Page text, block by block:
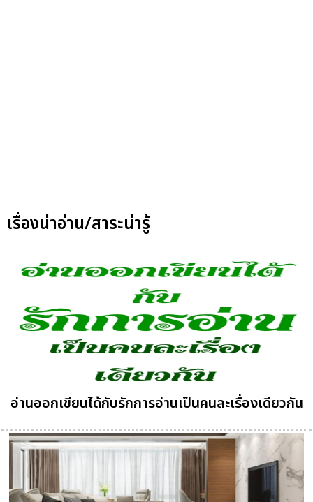
เรื่องน่าอ่าน/สาระน่ารู้
อ่านออกเขียนได้กับรักการอ่านเป็นคนละเรื่องเดียวกัน